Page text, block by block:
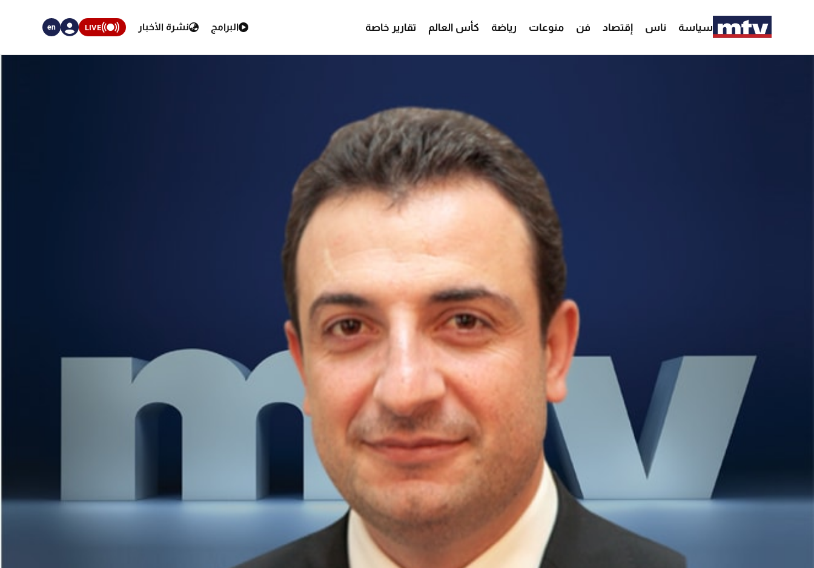
سياسة ناس إقتصاد فن منوعات رياضة كأس العالم تقارير خاصة البرامج نشرة الأخبار LIVE
en